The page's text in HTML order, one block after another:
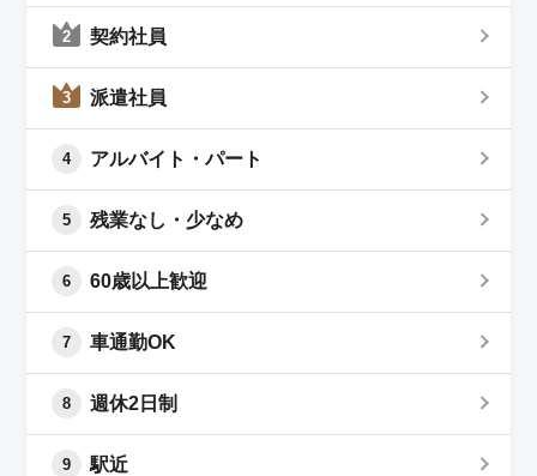
2 契約社員
3 派遣社員
4 アルバイト・パート
5 残業なし・少なめ
6 60歳以上歓迎
7 車通勤OK
8 週休2日制
9 駅近